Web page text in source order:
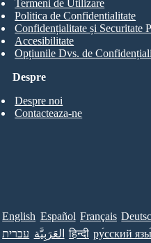
Despre
Despre noi
Contacteaza-ne
Termeni de Utilizare
Politica de Confidentialitate
Confidențialitate și Securitate
Accesibilitate
Opțiunile Dvs. de
English Español Français
עברית العَرَبِيَّة हिन्दी ру́сский